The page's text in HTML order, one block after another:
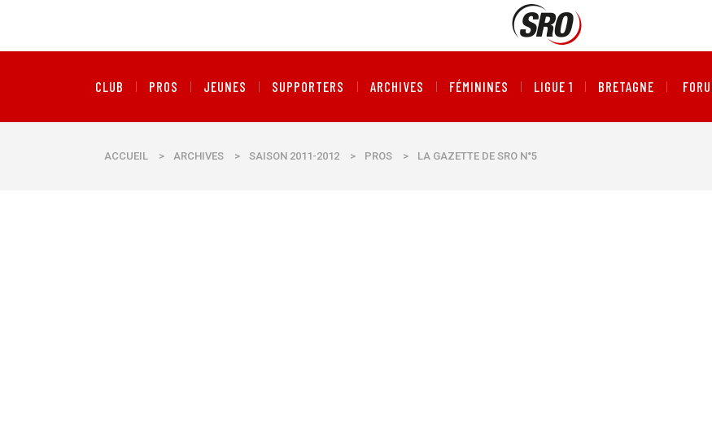
CLUB PROS JEUNES SUPPORTERS ARCHIVES FÉMININES LIGUE 1 BRETAGNE
ACCUEIL > ARCHIVES > SAISON 2011-2012 > PROS > LA GAZETTE DE SRO N°5